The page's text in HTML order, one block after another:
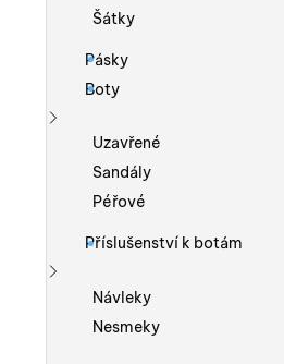
Šátky
Pásky
Boty
Zobrazit více
Uzavřené
Sandály
Péřové
Příslušenství k botám
Zobrazit více
Návleky
Nesmeky